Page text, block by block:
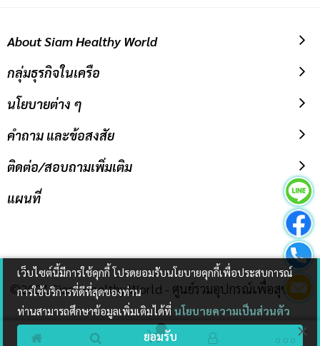
เว็บไซต์นี้มีการใช้คุกกี้ โปรดยอมรับนโยบายคุกกี้เพื่อประสบการณ์
การใช้บริการที่ดีที่สุดของท่าน
ท่านสามารถศึกษาข้อมูลเพิ่มเติมได้ที่ นโยบายความเป็นส่วนตัว
ยอมรับ
About Siam Healthy World
กลุ่มธุรกิจในเครือ
นโยบายต่าง ๆ
คำถาม และข้อสงสัย
ติดต่อ/สอบถามเพิ่มเติม
แผนที่
©2021 Siam Healthy World - ศูนย์รวมอุปกรณ์เพื่อสุขภาพ